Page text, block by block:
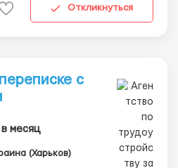
Откликнуться
с
месяц
(Харьков)